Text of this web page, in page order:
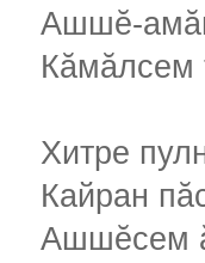
Ашшĕ-
Кăмăлсем
Хитре
Кайран
Ашшĕсем